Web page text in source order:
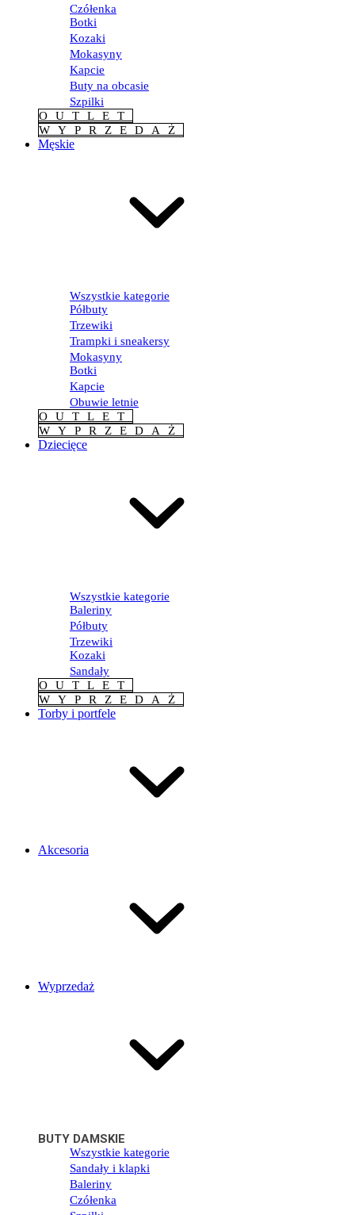
Czółenka
Botki
Kozaki
Mokasyny
Kapcie
Buty na obcasie
Szpilki
OUTLET
WYPRZEDAŻ
Męskie
Wszystkie kategorie
Półbuty
Trzewiki
Trampki i sneakersy
Mokasyny
Botki
Kapcie
Obuwie letnie
OUTLET
WYPRZEDAŻ
Dziecięce
Wszystkie kategorie
Baleriny
Półbuty
Trzewiki
Kozaki
Sandały
OUTLET
WYPRZEDAŻ
Torby i portfele
Akcesoria
Wyprzedaż
BUTY DAMSKIE
Wszystkie kategorie
Sandały i klapki
Baleriny
Czółenka